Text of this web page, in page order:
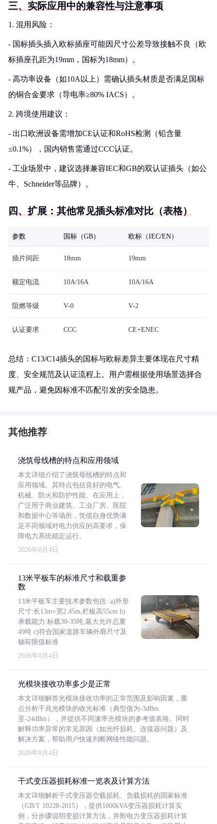
三、实际应用中的兼容性与注意事项
1. 混用风险：
- 国标插头插入欧标插座可能因尺寸公差导致接触不良（欧
标插座孔距为19mm，国标为18mm）。
- 高功率设备（如10A以上）需确认插头材质是否满足国标
的铜合金要求（导电率≥80% IACS）。
2. 跨境使用建议：
- 出口欧洲设备需增加CE认证和RoHS检测（铅含量
≤0.1%），国内销售需通过CCC认证。
- 工业场景中，建议选择兼容IEC和GB的双认证插头（如公
牛、Schneider等品牌）。
四、扩展：其他常见插头标准对比（表格）
参数 国标（GB） 欧标（IEC/EN）
插片间距 18mm 19mm
额定电流 10A/16A 10A/16A
阻燃等级 V-0 V-2
认证要求 CCC CE+ENEC
总结：C13/C14插头的国标与欧标差异主要体现在尺寸精
度、安全规范及认证流程上。用户需根据使用场景选择合
规产品，避免因标准不匹配引发的安全隐患。
其他推荐
浇筑母线槽的特点和应用领域
本文详细介绍了浇筑母线槽的特点和
应用领域。其特点包括良好的电气、
机械、防火和防护性能。在应用上，
广泛用于商业建筑、工业厂房、医院
和数据中心等场所，凭借自身优势满
足不同领域对电力供应的高要求，保
障电力系统稳定运行。
2026年8月4日
13米平板车的标准尺寸和载重参
数
13米平板车主要技术参数包括: a)外形
尺寸:长13m×宽2.45m,栏板高55cm b)
承载能力:标载30-35吨,最大允许总重
49吨 c)符合国家道路车辆外廓尺寸及
轴荷限值标准
2026年8月4日
光模块接收功率多少是正常
本文详细解答光模块接收功率的正常范围及影响因素，重
点分析千兆光模块的收光标准（典型值为-3dBm
至-24dBm），并提供不同速率光模块的参考值表格。同时
解释功率异常的常见原因（如光纤损耗、连接器问题）及
解决方案，帮助用户快速判断网络性能问题。
2026年8月4日
干式变压器损耗标准一览表及计算方法
本文详细解析干式变压器空载损耗、负载损耗的国家标准
（GB/T 10228-2015），提供1000kVA变压器损耗计算实
例，分步骤说明变损计算方法，并附电力变压器损耗计算